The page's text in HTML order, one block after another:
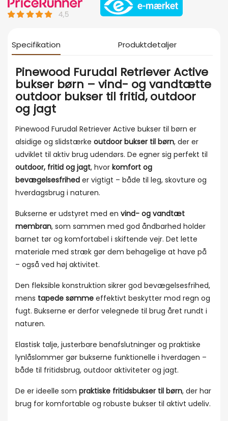
Specifikation Produktdetaljer
Pinewood Furudal Retriever Active
bukser børn – vind- og vandtætte
outdoor bukser til fritid, outdoor
og jagt
Pinewood Furudal Retriever Active bukser til børn er
alsidige og slidstærke outdoor bukser til børn, der er
udviklet til aktiv brug udendørs. De egner sig perfekt til
outdoor, fritid og jagt, hvor komfort og
bevægelsesfrihed er vigtigt – både til leg, skovture og
hverdagsbrug i naturen.
Bukserne er udstyret med en vind- og vandtæt
membran, som sammen med god åndbarhed holder
barnet tør og komfortabel i skiftende vejr. Det lette
materiale med stræk gør dem behagelige at have på
– også ved høj aktivitet.
Den fleksible konstruktion sikrer god bevægelsesfrihed,
mens tapede sømme effektivt beskytter mod regn og
fugt. Bukserne er derfor velegnede til brug året rundt i
naturen.
Elastisk talje, justerbare benafslutninger og praktiske
lynlåslommer gør bukserne funktionelle i hverdagen –
både til fritidsbrug, outdoor aktiviteter og jagt.
De er ideelle som praktiske fritidsbukser til børn, der har
brug for komfortable og robuste bukser til aktivt udeliv.